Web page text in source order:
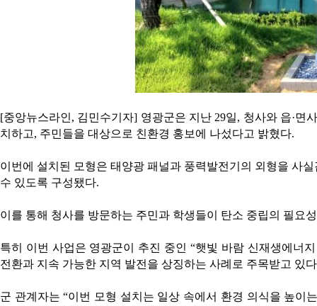
[중앙뉴스라인, 김민수기자] 영광군은 지난 29일, 청사와 읍·
치하고, 주민들을 대상으로 친환경 홍보에 나섰다고 밝혔다.
이번에 설치된 모형은 태양광 패널과 풍력발전기의 외형을 사
수 있도록 구성됐다.
이를 통해 청사를 방문하는 주민과 학생들이 탄소 중립의 필요
특히 이번 사업은 영광군이 추진 중인 “햇빛 바람 신재생에너
전환과 지속 가능한 지역 발전을 상징하는 사례로 주목받고 있
군 관계자는 “이번 모형 설치는 일상 속에서 환경 의식을 높이